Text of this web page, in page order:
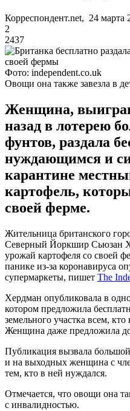
Корреспондент.net, 24 марта
2
2437
Фото: independent.co.uk
Овощи она также завезла в
Женщина,
назад в лотерею
фунтов, раздала
нуждающимся и
карантине
картофель,
своей ферме.
Жительница британского
Северный Йоркшир Сьюзан
урожай картофеля со своей
панике из-за коронавируса
супермаркеты, пишет The
Хердман опубликовала в
котором предложила
земельного участка всем,
Женщина даже предложила
Публикация вызвала
и на выходных женщина с
тем, кто в ней нуждался.
Отмечается, что овощи она
с инвалидностью.